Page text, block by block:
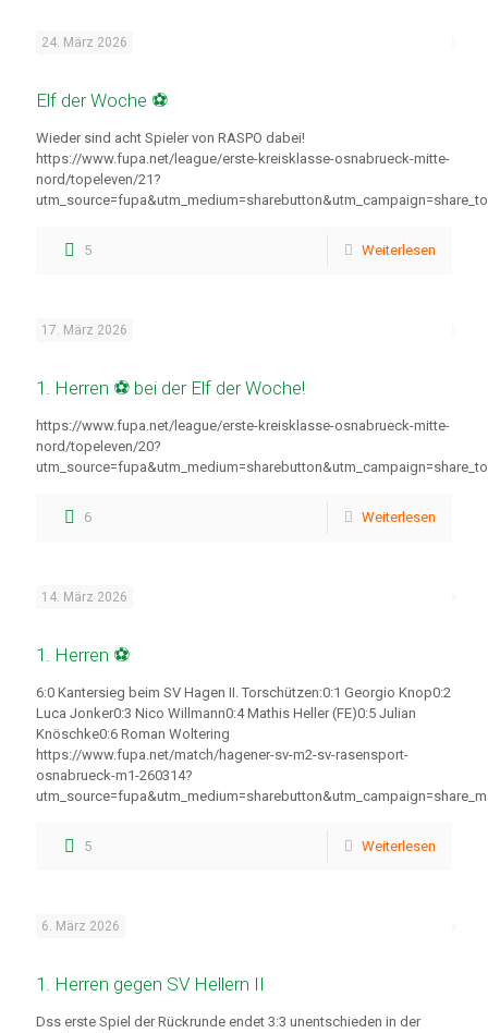
24. März 2026
Elf der Woche ⚽
Wieder sind acht Spieler von RASPO dabei!
https://www.fupa.net/league/erste-kreisklasse-osnabrueck-mitte-
nord/topeleven/21?
5 Weiterlesen
17. März 2026
1. Herren ⚽ bei der Elf der Woche!
https://www.fupa.net/league/erste-kreisklasse-osnabrueck-mitte-
nord/topeleven/20?
6 Weiterlesen
14. März 2026
1. Herren ⚽
6:0 Kantersieg beim SV Hagen II. Torschützen:0:1 Georgio Knop0:2
Luca Jonker0:3 Nico Willmann0:4 Mathis Heller (FE)0:5 Julian
Knöschke0:6 Roman Woltering
https://www.fupa.net/match/hagener-sv-m2-sv-rasensport-
osnabrueck-m1-260314?
5 Weiterlesen
6. März 2026
1. Herren gegen SV Hellern II
Dss erste Spiel der Rückrunde endet 3:3 unentschieden in der